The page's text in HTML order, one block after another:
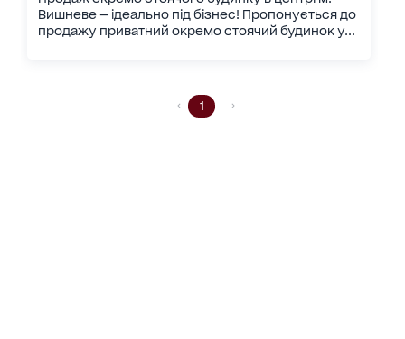
Вишневе — ідеально під бізнес! Пропонується до
продажу приватний окремо стоячий будинок у...
1